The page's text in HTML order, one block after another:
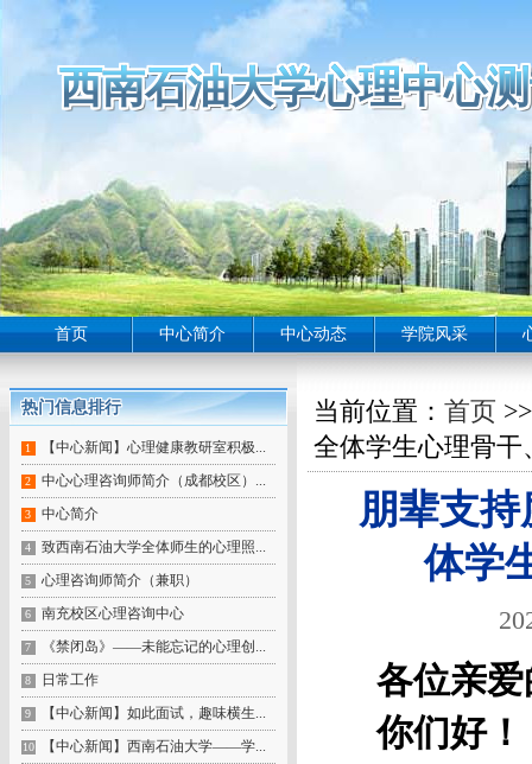
西南石油大学心理中心
西南石油大学心理中心
西南石油大学心理中心
西南石油大学心理中心
西南石油大学心理中心
西南石油大学心理中心
西南石油大学心理中心
西南石油大学心理中心
西南石油大学心理中心
西南石油大学心理中心
西南石油大学心理中心
西南石油大学心理中心
西南石油大学心理中心
西南石油大学心理中心
西南石油大学心理中心
西南石油大学心理中心
西南石油大学心理中心
西南石油大学心理中心
西南石油大学心理中心
西南石油大学心理中心
西南石油大学心理中心
西南石油大学心理中心
西南石油大学心理中心
西南石油大学心理中心
西南石油大学心理中心
西南石油大学心理中心
西南石油大学心理中心
西南石油大学心理中心
西南石油大学心理中心
西南石油大学心理中心
西南石油大学心理中心
西南石油大学心理中心
西南石油大学心理中心
西南石油大学心理中心
西南石油大学心理中心
西南石油大学心理中心
西南石油大学心理中心
西南石油大学心理中心
西南石油大学心理中心
西南石油大学心理中心
西南石油大学心理中心
西南石油大学心理中心
西南石油大学心理中心
西南石油大学心理中心
西南石油大学心理中心
首页 中心简介 中心动态 学院风采
当前位置： 首页
全体学生心理骨
朋辈支
体学
各位亲
你们好！
热门信息排行
热门信息排行
热门信息排行
热门信息排行
热门信息排行
热门信息排行
热门信息排行
热门信息排行
热门信息排行
1 【中心新闻】心理健康教研室积极...
2 中心心理咨询师简介（成都校区）...
3 中心简介
4 致西南石油大学全体师生的心理照...
5 心理咨询师简介（兼职）
6 南充校区心理咨询中心
7 《禁闭岛》——未能忘记的心理创...
8 日常工作
9 【中心新闻】如此面试，趣味横生...
10 【中心新闻】西南石油大学——学...